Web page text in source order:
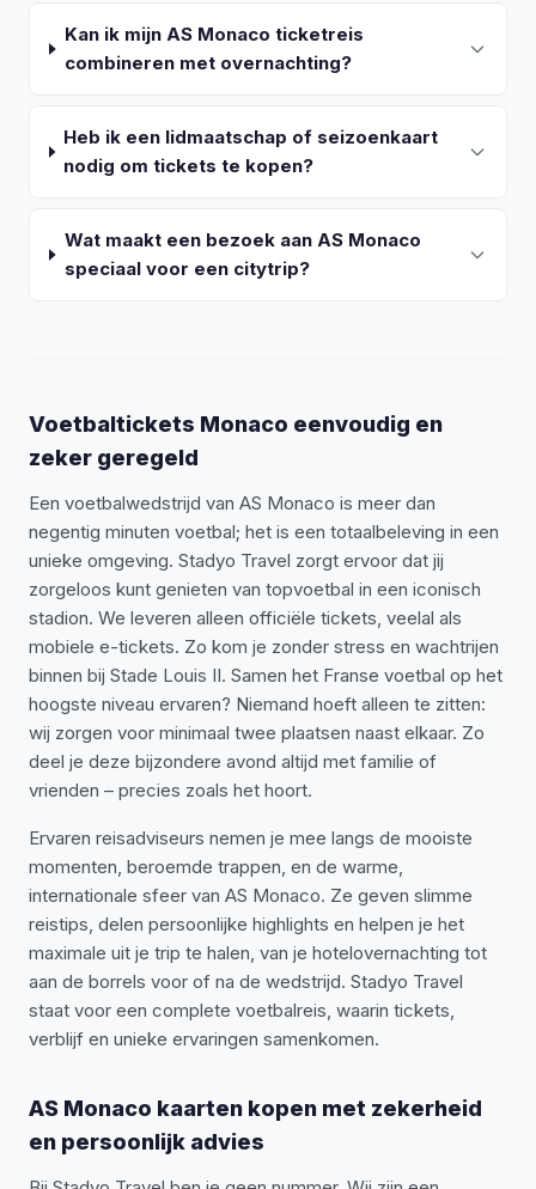
Kan ik mijn AS Monaco ticketreis
combineren met overnachting?
Heb ik een lidmaatschap of seizoenkaart
nodig om tickets te kopen?
Wat maakt een bezoek aan AS Monaco
speciaal voor een citytrip?
Voetbaltickets Monaco eenvoudig en
zeker geregeld
Een voetbalwedstrijd van AS Monaco is meer dan
negentig minuten voetbal; het is een totaalbeleving in een
unieke omgeving. Stadyo Travel zorgt ervoor dat jij
zorgeloos kunt genieten van topvoetbal in een iconisch
stadion. We leveren alleen officiële tickets, veelal als
mobiele e-tickets. Zo kom je zonder stress en wachtrijen
binnen bij Stade Louis II. Samen het Franse voetbal op het
hoogste niveau ervaren? Niemand hoeft alleen te zitten:
wij zorgen voor minimaal twee plaatsen naast elkaar. Zo
deel je deze bijzondere avond altijd met familie of
vrienden – precies zoals het hoort.
Ervaren reisadviseurs nemen je mee langs de mooiste
momenten, beroemde trappen, en de warme,
internationale sfeer van AS Monaco. Ze geven slimme
reistips, delen persoonlijke highlights en helpen je het
maximale uit je trip te halen, van je hotelovernachting tot
aan de borrels voor of na de wedstrijd. Stadyo Travel
staat voor een complete voetbalreis, waarin tickets,
verblijf en unieke ervaringen samenkomen.
AS Monaco kaarten kopen met zekerheid
en persoonlijk advies